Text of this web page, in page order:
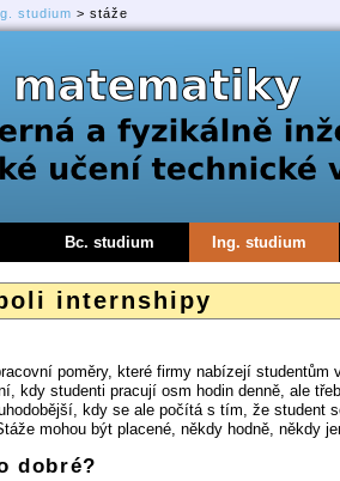
studium > stáže
internshipy
poměry, které firmy nabízejí
kdy studenti pracují osm hodin denně, ale
kdy se ale počítá s tím, že student
mohou být placené, někdy hodně, někdy
dobré?
Bc. studium Ing. studium